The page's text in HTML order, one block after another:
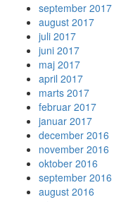
september 2017
august 2017
juli 2017
juni 2017
maj 2017
april 2017
marts 2017
februar 2017
januar 2017
december 2016
november 2016
oktober 2016
september 2016
august 2016